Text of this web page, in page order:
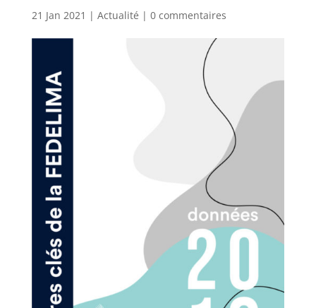
21 Jan 2021 | Actualité | 0 commentaires